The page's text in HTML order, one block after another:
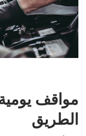
مواقف
الطريق